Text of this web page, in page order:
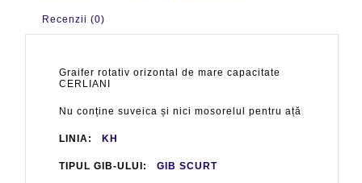
Recenzii (0)
Graifer rotativ orizontal de mare capacitate
CERLIANI
Nu conține suveica și nici mosorelul pentru ață
LINIA: KH
TIPUL GIB-ULUI: GIB SCURT